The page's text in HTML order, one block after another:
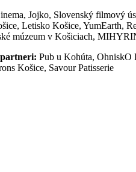
Jojko, Slovenský filmový
Letisko Košice, YumEarth,
múzeum v Košiciach,
Pub u Kohúta, OhniskO
Košice, Savour Patisserie